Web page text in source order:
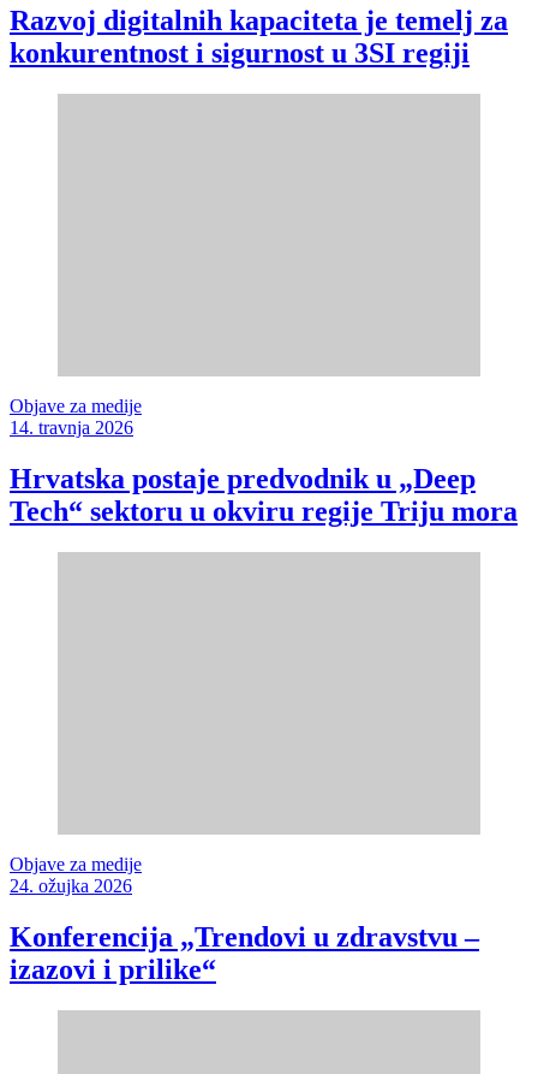
Razvoj digitalnih kapaciteta je temelj za
konkurentnost i sigurnost u 3SI regiji
Objave za medije
14. travnja 2026
Hrvatska postaje predvodnik u „Deep
Tech“ sektoru u okviru regije Triju mora
Objave za medije
24. ožujka 2026
Konferencija „Trendovi u zdravstvu –
izazovi i prilike“